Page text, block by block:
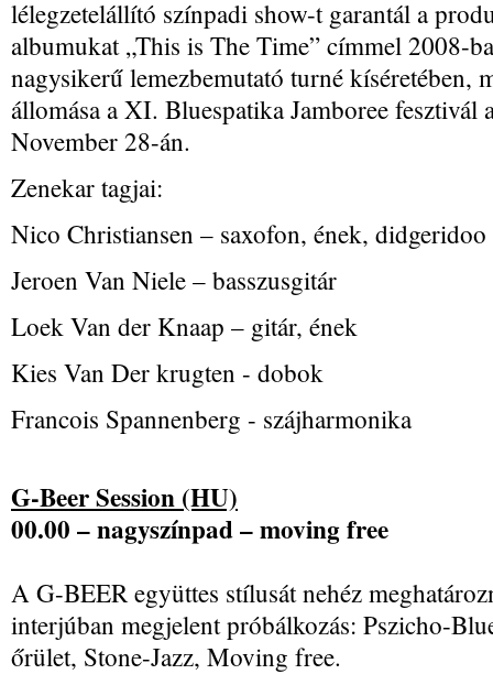
lélegzetelállító színpadi show-t garantál a
albumukat „This is The Time” címmel 2008-
nagysikerű lemezbemutató turné kíséretében,
állomása a XI. Bluespatika Jamboree
November 28-án.
Zenekar tagjai:
Nico Christiansen – saxofon, ének, didgeridoo
Jeroen Van Niele – basszusgitár
Loek Van der Knaap – gitár, ének
Kies Van Der krugten - dobok
Francois Spannenberg - szájharmonika
G-Beer Session (HU)
00.00 – nagyszínpad – moving free
A G-BEER együttes stílusát nehéz
interjúban megjelent próbálkozás: Pszicho-
őrület, Stone-Jazz, Moving free.